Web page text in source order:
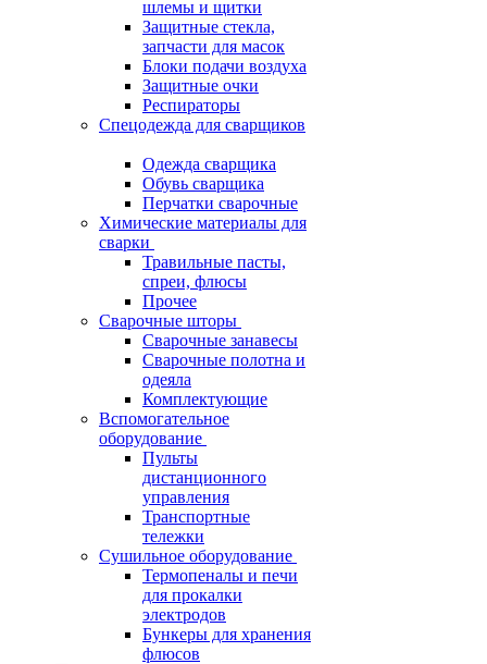
шлемы и щитки
Защитные стекла,
запчасти для масок
Блоки подачи воздуха
Защитные очки
Респираторы
Спецодежда для сварщиков
Одежда сварщика
Обувь сварщика
Перчатки сварочные
Химические материалы для
сварки
Травильные пасты,
спреи, флюсы
Прочее
Сварочные шторы
Сварочные занавесы
Сварочные полотна и
одеяла
Комплектующие
Вспомогательное
оборудование
Пульты
дистанционного
управления
Транспортные
тележки
Сушильное оборудование
Термопеналы и печи
для прокалки
электродов
Бункеры для хранения
флюсов